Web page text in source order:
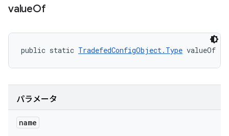
valueOf
public static TradefedConfigObject.Type valueOf
パラメータ
name